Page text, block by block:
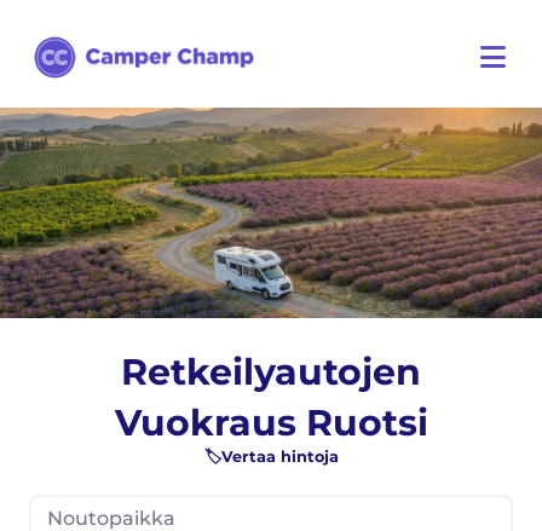
Retkeilyautojen
Vuokraus Ruotsi
🏷️Vertaa hintoja
Noutopaikka